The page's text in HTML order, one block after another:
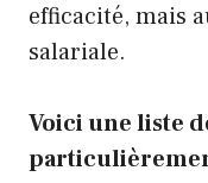
efficacité, mais
salariale.
Voici une liste